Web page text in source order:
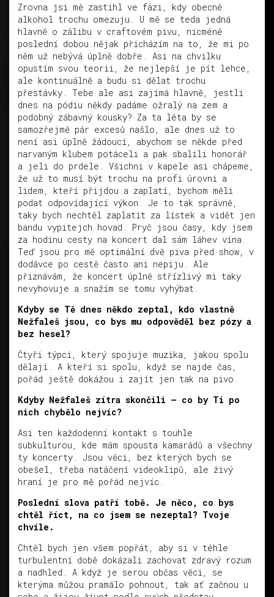
Zrovna jsi mě zastihl ve fázi, kdy obecně
alkohol trochu omezuju. U mě se teda jedná
hlavně o zálibu v craftovém pivu, nicméně
poslední dobou nějak přicházím na to, že mi po
něm už nebývá úplně dobře. Asi na chvilku
opustím svou teorii, že nejlepší je pít lehce,
ale kontinuálně a budu si dělat trochu
přestávky. Tebe ale asi zajímá hlavně, jestli
dnes na pódiu někdy padáme ožralý na zem a
podobný zábavný kousky? Za ta léta by se
samozřejmě pár excesů našlo, ale dnes už to
není asi úplně žádoucí, abychom se někde před
narvaným klubem potáceli a pak sbalili honorář
a jeli do prdele. Všichni v kapele asi chápeme,
že už to musí být trochu na profi úrovni a
lidem, kteří přijdou a zaplatí, bychom měli
podat odpovídající výkon. Je to tak správně,
taky bych nechtěl zaplatit za lístek a vidět jen
bandu vypitejch hovad. Pryč jsou časy, kdy jsem
za hodinu cesty na koncert dal sám láhev vína.
Teď jsou pro mě optimální dvě piva před show, v
dodávce po cestě často ani nepiju. Ale
přiznávám, že koncert úplně střízlivý mi taky
nevyhovuje a snažím se tomu vyhýbat.
Kdyby se Tě dnes někdo zeptal, kdo vlastně
Nežfaleš jsou, co bys mu odpověděl bez pózy a
bez hesel?
Čtyři týpci, který spojuje muzika, jakou spolu
dělají. A kteří si spolu, když se najde čas,
pořád ještě dokážou i zajít jen tak na pivo.
Kdyby Nežfaleš zítra skončili – co by Ti po
nich chybělo nejvíc?
Asi ten každodenní kontakt s touhle
subkulturou, kde mám spousta kamarádů a všechny
ty koncerty. Jsou věci, bez kterých bych se
obešel, třeba natáčení videoklipů, ale živý
hraní je pro mě pořád nejvíc.
Poslední slova patří tobě. Je něco, co bys
chtěl říct, na co jsem se nezeptal? Tvoje
chvíle.
Chtěl bych jen všem popřát, aby si v téhle
turbulentní době dokázali zachovat zdravý rozum
a nadhled. A když je serou občas věci, se
kterýma můžou pramálo pohnout, tak ať začnou u